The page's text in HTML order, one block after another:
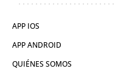
APP IOS
APP ANDROID
QUIÉNES SOMOS